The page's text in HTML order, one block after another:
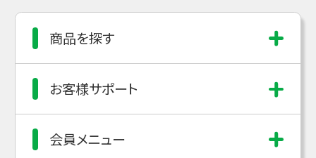
商品を探す
お客様サポート
会員メニュー